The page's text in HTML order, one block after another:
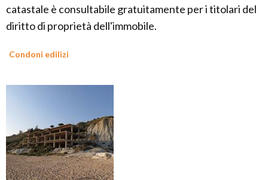
catastale è consultabile gratuitamente per i titolari del
diritto di proprietà dell'immobile.
Condoni edilizi